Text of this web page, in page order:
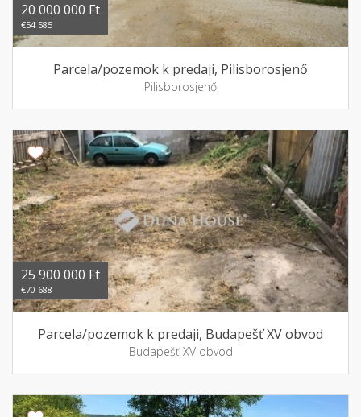
20 000 000 Ft
€54 585
Parcela/pozemok k predaji, Pilisborosjenő
Pilisborosjenő
25 900 000 Ft
€70 688
Parcela/pozemok k predaji, Budapešť XV obvod
Budapešť XV obvod